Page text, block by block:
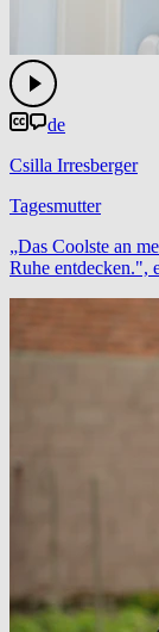
de
Csilla Irresberger
Tagesmutter
„Das Coolste an
Ruhe entdecken.",